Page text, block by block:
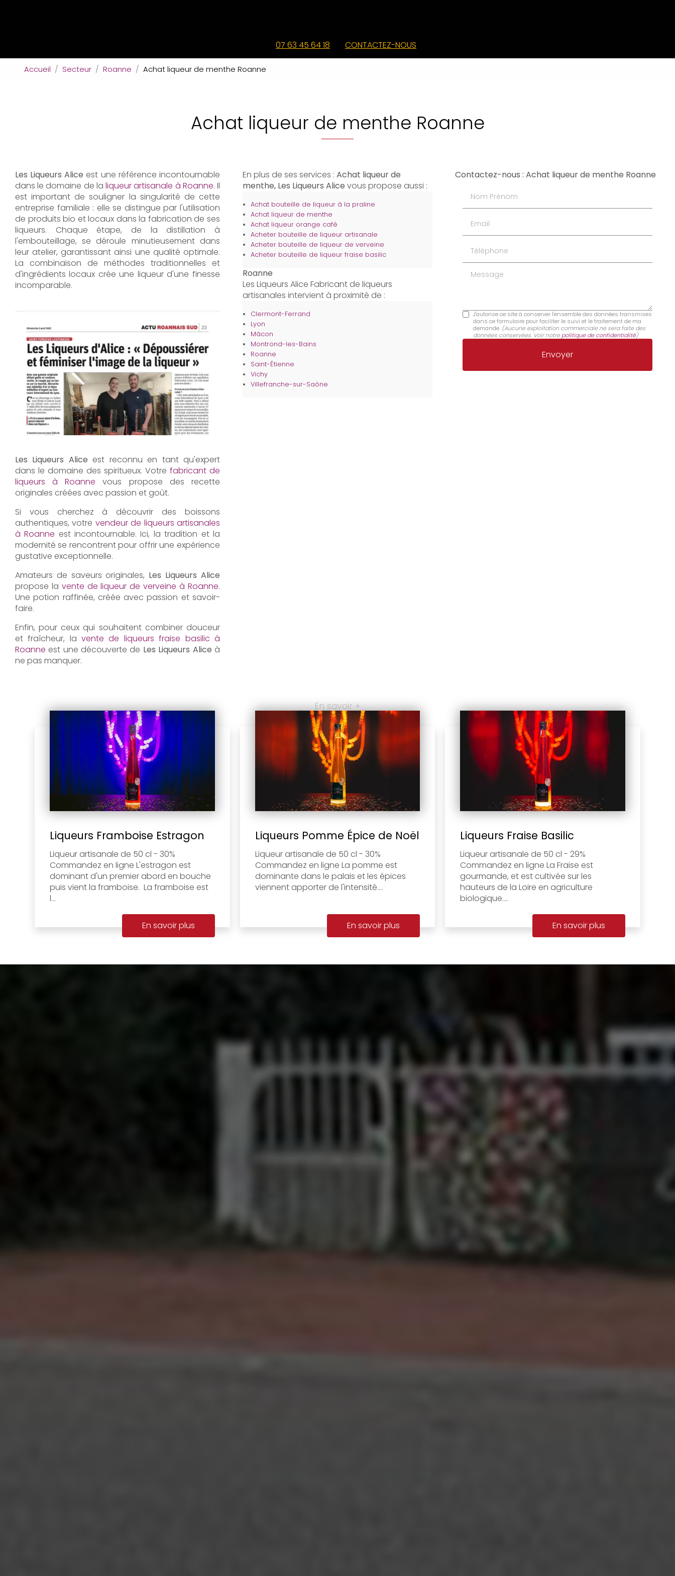
07 63 45 64 18 CONTACTEZ-NOUS
Accueil Secteur Roanne Achat liqueur de menthe Roanne
Achat liqueur de menthe Roanne
Les Liqueurs Alice est une référence incontournable
dans le domaine de laliqueur artisanale à Roanne. Il
est important de souligner la singularité de cette
entreprise familiale : elle se distingue par l'utilisation
de produits bio et locaux dans la fabrication de ses
liqueurs. Chaque étape, de la distillation à
l'embouteillage, se déroule minutieusement dans
leur atelier, garantissant ainsi une qualité optimale.
La combinaison de méthodes traditionnelles et
d'ingrédients locaux crée une liqueur d'une finesse
incomparable.
Les Liqueurs Alice est reconnu en tant qu'expert
dans le domaine des spiritueux. Votre fabricant de
liqueurs à Roanne vous propose des recette
originales créées avec passion et goût.
Si vous cherchez à découvrir des boissons
authentiques, votre vendeur de liqueurs artisanales
à Roanne est incontournable. Ici, la tradition et la
modernité se rencontrent pour offrir une expérience
gustative exceptionnelle.
Amateurs de saveurs originales, Les Liqueurs Alice
propose la vente de liqueur de verveine à Roanne.
Une potion raffinée, créée avec passion et savoir-
faire.
Enfin, pour ceux qui souhaitent combiner douceur
et fraîcheur, lavente de liqueurs fraise basilic à
Roanne est une découverte de Les Liqueurs Alice à
ne pas manquer.
En plus de ses services : Achat liqueur de
menthe, Les Liqueurs Alice vous propose aussi :
Achat bouteille de liqueur à la praline
Achat liqueur de menthe
Achat liqueur orange café
Acheter bouteille de liqueur artisanale
Acheter bouteille de liqueur de verveine
Acheter bouteille de liqueur fraise basilic
Roanne
Les Liqueurs Alice Fabricant de liqueurs
artisanales intervient à proximité de :
Clermont-Ferrand
Lyon
Mâcon
Montrond-les-Bains
Roanne
Saint-Étienne
Vichy
Villefranche-sur-Saône
Contactez-nous : Achat liqueur de menthe Roanne
Message
J'autorise ce site à conserver l'ensemble des données transmises
dans ce formulaire pour faciliter le suivi et le traitement de ma
demande. (Aucune exploitation commerciale ne sera faite des
données conservées. Voir notre politique de confidentialité)
En savoir +
Liqueurs Framboise Estragon
Liqueur artisanale de 50 cl - 30%
Commandez en ligne L'estragon est
dominant d'un premier abord en bouche
puis vient la framboise. La framboise est
l...
En savoir plus
Liqueurs Pomme Épice de Noël
Liqueur artisanale de 50 cl - 30%
Commandez en ligne La pomme est
dominante dans le palais et les épices
viennent apporter de l'intensité....
En savoir plus
Liqueurs Fraise Basilic
Liqueur artisanale de 50 cl - 29%
Commandez en ligne La Fraise est
gourmande, et est cultivée sur les
hauteurs de la Loire en agriculture
biologique....
En savoir plus